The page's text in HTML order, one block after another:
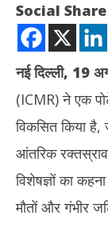
Social Share
नई दिल्ली, 19
(ICMR) ने एक
विकसित किया है,
आंतरिक रक्तस्राव
विशेषज्ञों का
मौतों और गंभीर